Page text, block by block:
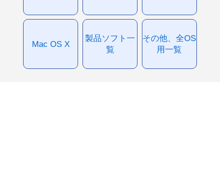
Mac OS X
製品ソフト一
覧
その他、全OS
用一覧